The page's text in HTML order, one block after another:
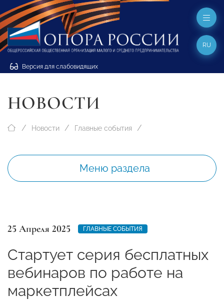
Версия для слабовидящих
RU
НОВОСТИ
Новости Главные события
Меню раздела
25 Апреля 2025 ГЛАВНЫЕ СОБЫТИЯ
Стартует серия бесплатных
вебинаров по работе на
маркетплейсах